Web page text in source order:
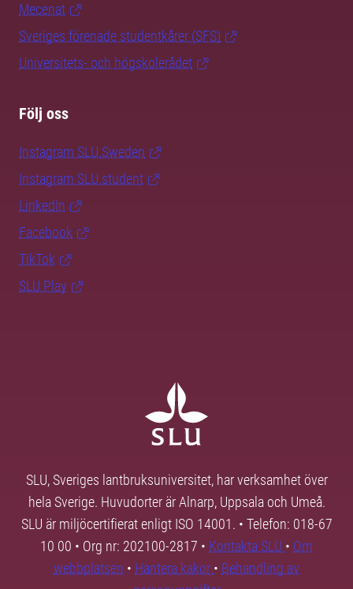
Mecenat
Sveriges förenade studentkårer (SFS)
Universitets- och högskolerådet
Följ oss
Instagram SLU.Sweden
Instagram SLU.student
LinkedIn
Facebook
TikTok
SLU Play
SLU, Sveriges lantbruksuniversitet, har verksamhet över
hela Sverige. Huvudorter är Alnarp, Uppsala och Umeå.
SLU är miljöcertifierat enligt ISO 14001. • Telefon: 018-67
10 00 • Org nr: 202100-2817 • Kontakta SLU • Om
webbplatsen • Hantera kakor • Behandling av